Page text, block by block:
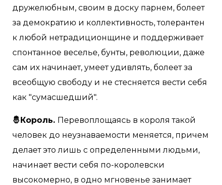
дружелюбным, своим в доску парнем, болеет
за демократию и коллективность, толерантен
к любой нетрадиционщине и поддерживает
спонтанное веселье, бунты, революции, даже
сам их начинает, умеет удивлять, болеет за
всеобщую свободу и не стесняется вести себя
как "сумасшедший".
🤴Король. Перевоплощаясь в короля такой
человек до неузнаваемости меняется, причем
делает это лишь с определенными людьми,
начинает вести себя по-королевски
высокомерно, в одно мгновенье занимает